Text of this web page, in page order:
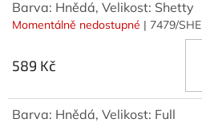
Barva: Hnědá, Velikost: Shetty
Momentálně nedostupné | 7479/SHE
589 Kč
Barva: Hnědá, Velikost: Full